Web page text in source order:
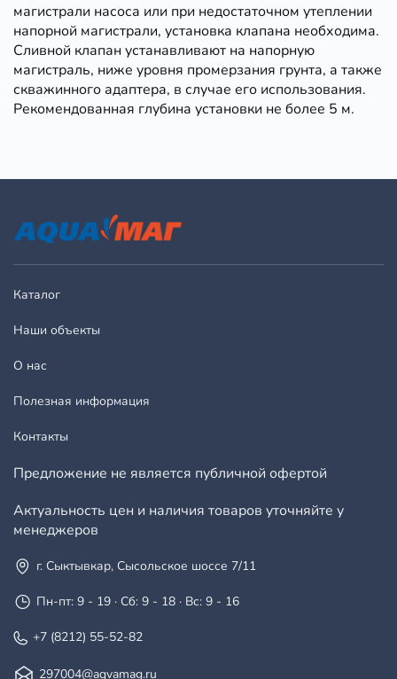
магистрали насоса или при недостаточном утеплении
напорной магистрали, установка клапана необходима.
Сливной клапан устанавливают на напорную
магистраль, ниже уровня промерзания грунта, а также
скважинного адаптера, в случае его использования.
Рекомендованная глубина установки не более 5 м.
Каталог
Наши объекты
О нас
Полезная информация
Контакты
Предложение не является публичной офертой
Актуальность цен и наличия товаров уточняйте у
менеджеров
г. Сыктывкар, Сысольское шоссе 7/11
Пн-пт: 9 - 19 · Сб: 9 - 18 · Вс: 9 - 16
+7 (8212) 55-52-82
297004@aqvamag.ru